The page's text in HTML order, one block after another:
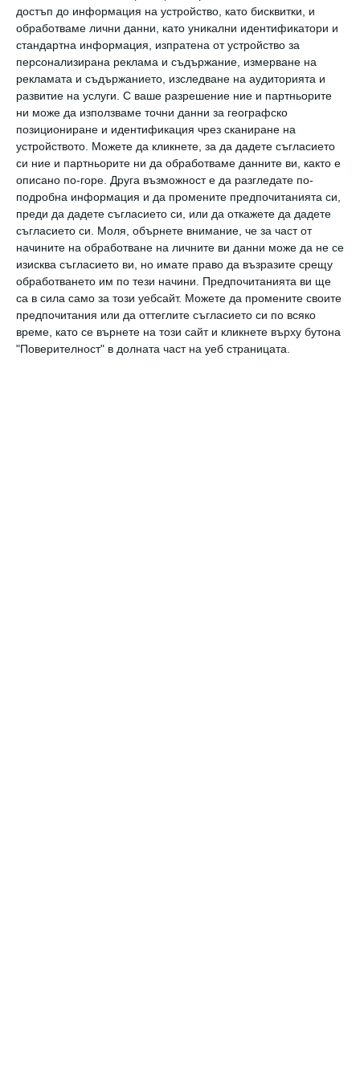
достъп до информация на устройство, като бисквитки, и
обработваме лични данни, като уникални идентификатори и
стандартна информация, изпратена от устройство за
персонализирана реклама и съдържание, измерване на
рекламата и съдържанието, изследване на аудиторията и
развитие на услуги. С ваше разрешение ние и партньорите
ни може да използваме точни данни за географско
позициониране и идентификация чрез сканиране на
устройството. Можете да кликнете, за да дадете съгласието
си ние и партньорите ни да обработваме данните ви, както е
описано по-горе. Друга възможност е да разгледате по-
подробна информация и да промените предпочитанията си,
преди да дадете съгласието си, или да откажете да дадете
съгласието си. Моля, обърнете внимание, че за част от
начините на обработване на личните ви данни може да не се
изисква съгласието ви, но имате право да възразите срещу
обработването им по тези начини. Предпочитанията ви ще
са в сила само за този уебсайт. Можете да промените своите
предпочитания или да оттеглите съгласието си по всяко
време, като се върнете на този сайт и кликнете върху бутона
"Поверителност" в долната част на уеб страницата.
статия е за теб! А решението е – разходка!
Ето защо дори и кратките, ежедневни
разходки, могат значително да подобрят
физическото ти състояние и здравето ти в
дългосрочен план:
Разходка или бягане – кое е по-
здравословно
Разликата между „полезни здравословни
навици“ и „полезни навици за отслабване“ е
една от най-трудните за разбиране здравни
концепции, поне в моя опит с хора и клиенти
през годините. Това, че нещо е здравословно,
не значи непременно, че ще доведе до